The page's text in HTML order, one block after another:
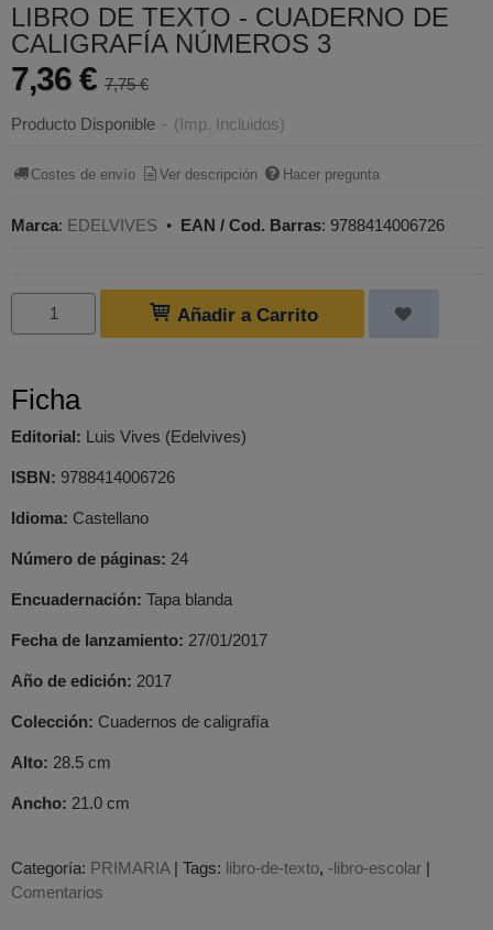
LIBRO DE TEXTO - CUADERNO DE
CALIGRAFÍA NÚMEROS 3
7,36 € 7,75 €
Producto Disponible - (Imp. Incluidos)
Costes de envío Ver descripción Hacer pregunta
Marca: EDELVIVES • EAN / Cod. Barras: 9788414006726
Añadir a Carrito
Ficha
Editorial: Luis Vives (Edelvives)
ISBN: 9788414006726
Idioma: Castellano
Número de páginas: 24
Encuadernación: Tapa blanda
Fecha de lanzamiento: 27/01/2017
Año de edición: 2017
Colección: Cuadernos de caligrafía
Alto: 28.5 cm
Ancho: 21.0 cm
Categoría: PRIMARIA| Tags: libro-de-texto -libro-escolar |
Comentarios